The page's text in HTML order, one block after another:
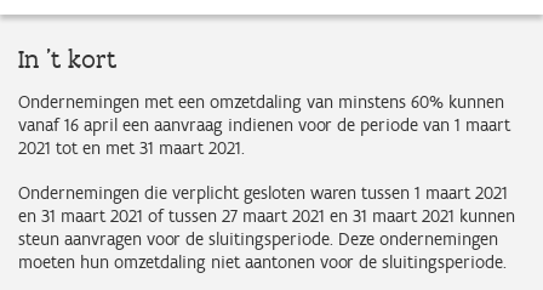
In 't kort
Ondernemingen met een omzetdaling van minstens 60% kunnen
vanaf 16 april een aanvraag indienen voor de periode van 1 maart
2021 tot en met 31 maart 2021.
Ondernemingen die verplicht gesloten waren tussen 1 maart 2021
en 31 maart 2021 of tussen 27 maart 2021 en 31 maart 2021 kunnen
steun aanvragen voor de sluitingsperiode. Deze ondernemingen
moeten hun omzetdaling niet aantonen voor de sluitingsperiode.